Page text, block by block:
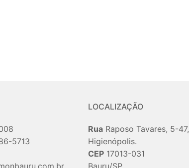
5713
LOCALIZAÇÃO
RuaRaposo Tavares, 5-47,
Higienópolis.
CEP17013-031
Bauru/SP.